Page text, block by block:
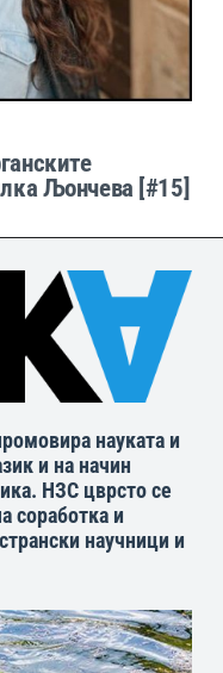
Љончева [#15]
науката и
и на начин
НЗС цврсто се
соработка и
научници и